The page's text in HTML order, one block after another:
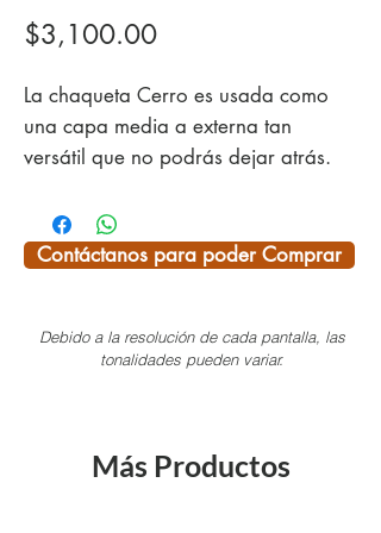
$3,100.00Precio
La chaqueta Cerro es usada como
una capa media a externa tan
versátil que no podrás dejar atrás.
Fabricado con tecnología de aire
encapsulado Polartec® Power
condiciones de frío extremo
Tela resistente
Contáctanos para poder Comprar
Debido a la resolución de cada pantalla, las
tonalidades pueden variar.
Más Productos